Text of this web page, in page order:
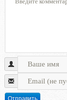
Отправить